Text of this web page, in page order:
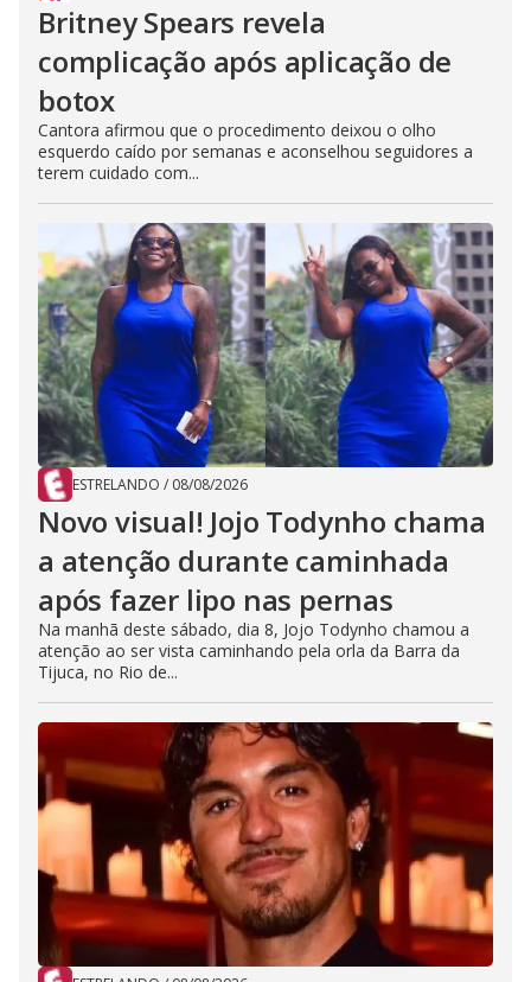
Britney Spears revela
complicação após aplicação de
botox
Cantora afirmou que o procedimento deixou o olho
esquerdo caído por semanas e aconselhou seguidores a
terem cuidado com...
ESTRELANDO / 08/08/2026
Novo visual! Jojo Todynho chama
a atenção durante caminhada
após fazer lipo nas pernas
Na manhã deste sábado, dia 8, Jojo Todynho chamou a
atenção ao ser vista caminhando pela orla da Barra da
Tijuca, no Rio de...